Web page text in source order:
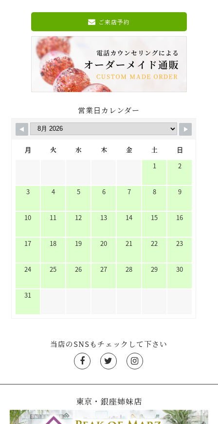
ご来店予約
営業日カレンダー
月 火 水 木 金 土
日
1
2
3 4 5 6 7 8 9
10 11 12 13 14 15 16
17 18 19 20 21 22 23
24 25 26 27 28 29 30
31
当店のSNSもチェックして下さい
東京・銀座姉妹店